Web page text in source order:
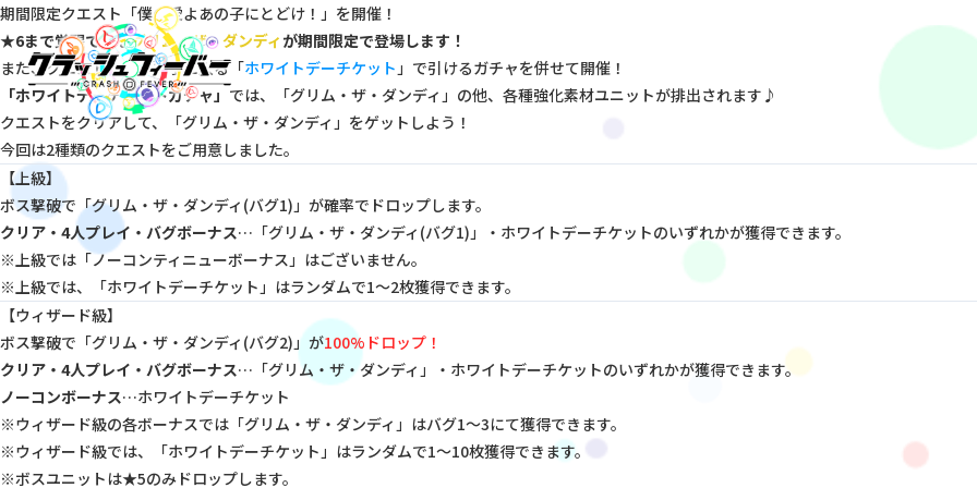
期間限定クエスト「僕の愛よあの子にとどけ！」を開催！
★6まで覚醒できるグリム・ザ・ダンディ が期間限定で登場します！
また、クエストクリアで手に入る「ホワイトデーチケット」で引けるガチャを併せて開催！
「ホワイトデーチケットガチャ」 では、「グリム・ザ・ダンディ」の他、各種強化素材ユニットが排出されます♪
クエストをクリアして、「グリム・ザ・ダンディ」をゲットしよう！
今回は2種類のクエストをご用意しました。
【上級】
ボス撃破で「グリム・ザ・ダンディ(バグ1)」が確率でドロップします。
クリア・4人プレイ・バグボーナス…「グリム・ザ・ダンディ(バグ1)」・ホワイトデーチケットのいずれかが獲得できます。
※上級では「ノーコンティニューボーナス」はございません。
※上級では、「ホワイトデーチケット」はランダムで1〜2枚獲得できます。
【ウィザード級】
ボス撃破で「グリム・ザ・ダンディ(バグ2)」が100%ドロップ！
クリア・4人プレイ・バグボーナス…「グリム・ザ・ダンディ」・ホワイトデーチケットのいずれかが獲得できます。
ノーコンボーナス…ホワイトデーチケット
※ウィザード級の各ボーナスでは「グリム・ザ・ダンディ」はバグ1〜3にて獲得できます。
※ウィザード級では、「ホワイトデーチケット」はランダムで1〜10枚獲得できます。
※ボスユニットは★5のみドロップします。